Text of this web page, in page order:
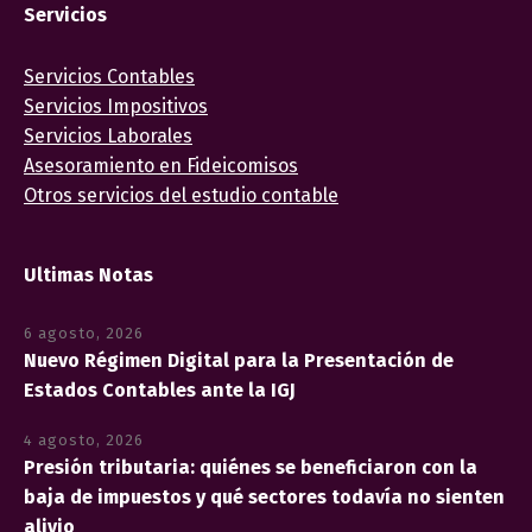
Servicios
Servicios Contables
Servicios Impositivos
Servicios Laborales
Asesoramiento en Fideicomisos
Otros servicios del estudio contable
Ultimas Notas
6 agosto, 2026
Nuevo Régimen Digital para la Presentación de
Estados Contables ante la IGJ
4 agosto, 2026
Presión tributaria: quiénes se beneficiaron con la
baja de impuestos y qué sectores todavía no sienten
alivio